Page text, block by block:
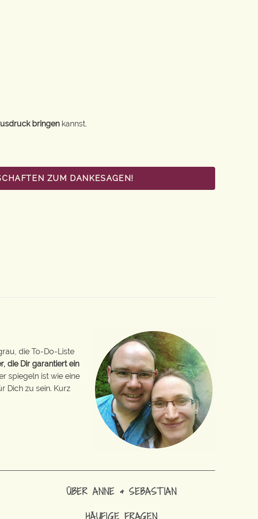
bringen kannst.
ZUM DANKESAGEN!
die To-Do-Liste
die Dir garantiert ein
spiegeln ist wie eine
Dich zu sein. Kurz
ÜBER ANNE & SEBASTIAN
HÄUFIGE FRAGEN